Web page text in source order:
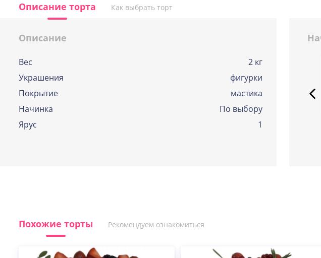
Описание торта Как выбрать торт
Описание
Вес
2 кг
Украшения
фигурки
Покрытие
мастика
Начинка
По выбору
Ярус
1
Если и у Вас возникла дилемма, какую же из
начинок выбрать, наши профессиональные
Похожие торты Рекомендуем ознакомиться